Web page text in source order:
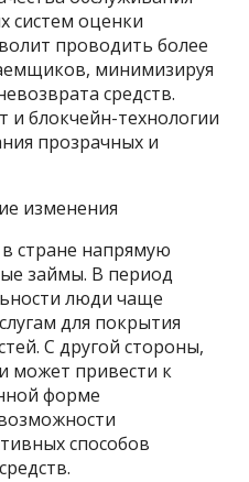
систем оценки
проводить более
минимизируя
средств.
и блокчейн-технологии
прозрачных и
изменения
стране напрямую
займы. В период
люди чаще
для покрытия
С другой стороны,
может привести к
форме
способов